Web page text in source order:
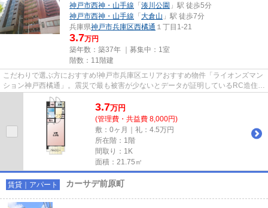
神戸市西神・山手線 「 湊川公園 」駅 徒歩5分
神戸市西神・山手線 「 大倉山 」駅 徒歩7分
兵庫県神戸市兵庫区西橘通 １丁目1-21
3.7万円
築年数：築37年 ｜募集中： 1室
階数：11階建
こだわりで選ぶ方におすすめ!神戸市兵庫区エリアおすすめ物件「ライオンズマン
ション神戸西橘通」。震災で最も被害が少ないとデータが証明しているRC造住
宅。この物件ならば新築よりも...
3.7万円
(管理費・共益費 8,000円)
敷：0ヶ月｜礼：4.5万円
所在階：1階
間取り：1K
面積：21.75㎡
賃貸｜アパート カーサデ前原町